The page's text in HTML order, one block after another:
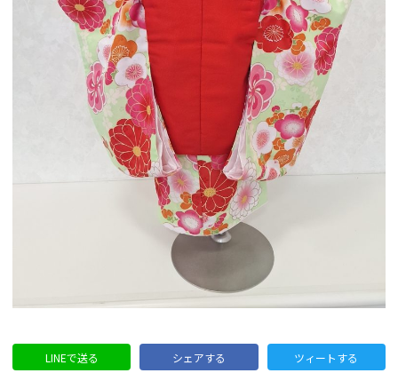
LINEで送る シェアする ツィートする